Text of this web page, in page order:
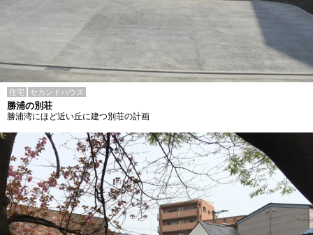
住宅 セカンドハウス
勝浦の別荘
勝浦湾にほど近い丘に建つ別荘の計画